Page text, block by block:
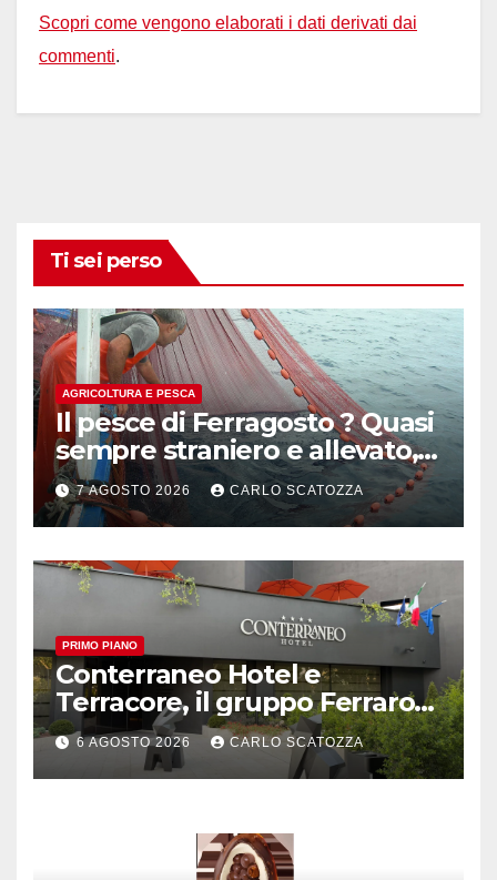
Scopri come vengono elaborati i dati derivati dai
commenti.
Ti sei perso
AGRICOLTURA E PESCA
Il pesce di Ferragosto ? Quasi
sempre straniero e allevato,
in sofferenza
7 AGOSTO 2026 CARLO SCATOZZA
PRIMO PIANO
Conterraneo Hotel e
Terracore, il gruppo Ferraro
amplia l’ ospitalità e il gusto
alle porte di Caserta
6 AGOSTO 2026 CARLO SCATOZZA